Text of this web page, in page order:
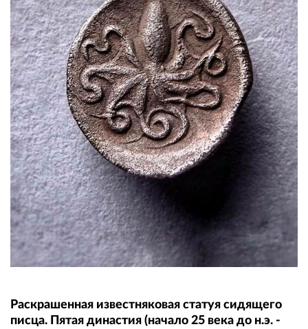
Раскрашенная известняковая статуя сидящего
писца. Пятая династия (начало 25 века до н.э. -